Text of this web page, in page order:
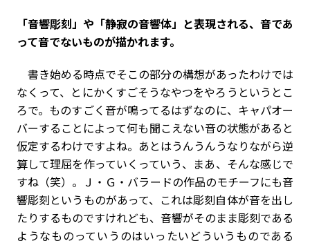
――「音響彫刻」や「静寂の音響体」と表現される、音であ
って音でないものが描かれます。
書き始める時点でそこの部分の構想があったわけでは
なくって、とにかくすごそうなやつをやろうというとこ
ろで。ものすごく音が鳴ってるはずなのに、キャパオー
バーすることによって何も聞こえない音の状態があると
仮定するわけですよね。あとはうんうんうなりながら逆
算して理屈を作っていくっていう、まあ、そんな感じで
すね（笑）。Ｊ・Ｇ・バラードの作品のモチーフにも音
響彫刻というものがあって、これは彫刻自体が音を出し
たりするものですけれども、音響がそのまま彫刻である
ようなものっていうのはいったいどういうものである